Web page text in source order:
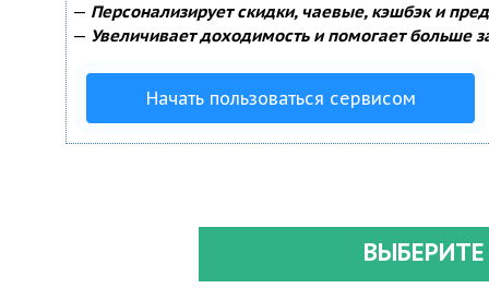
— Персонализирует скидки, чаевые, кэшбэк и
— Увеличивает доходимость и помогает больше
Начать пользоваться сервисом